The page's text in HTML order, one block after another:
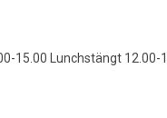
15.00 Lunchstängt 12.00-